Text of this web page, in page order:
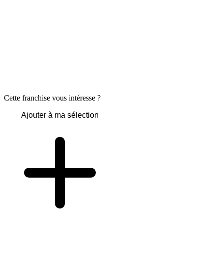
Cette franchise vous intéresse ?
Ajouter à ma sélection